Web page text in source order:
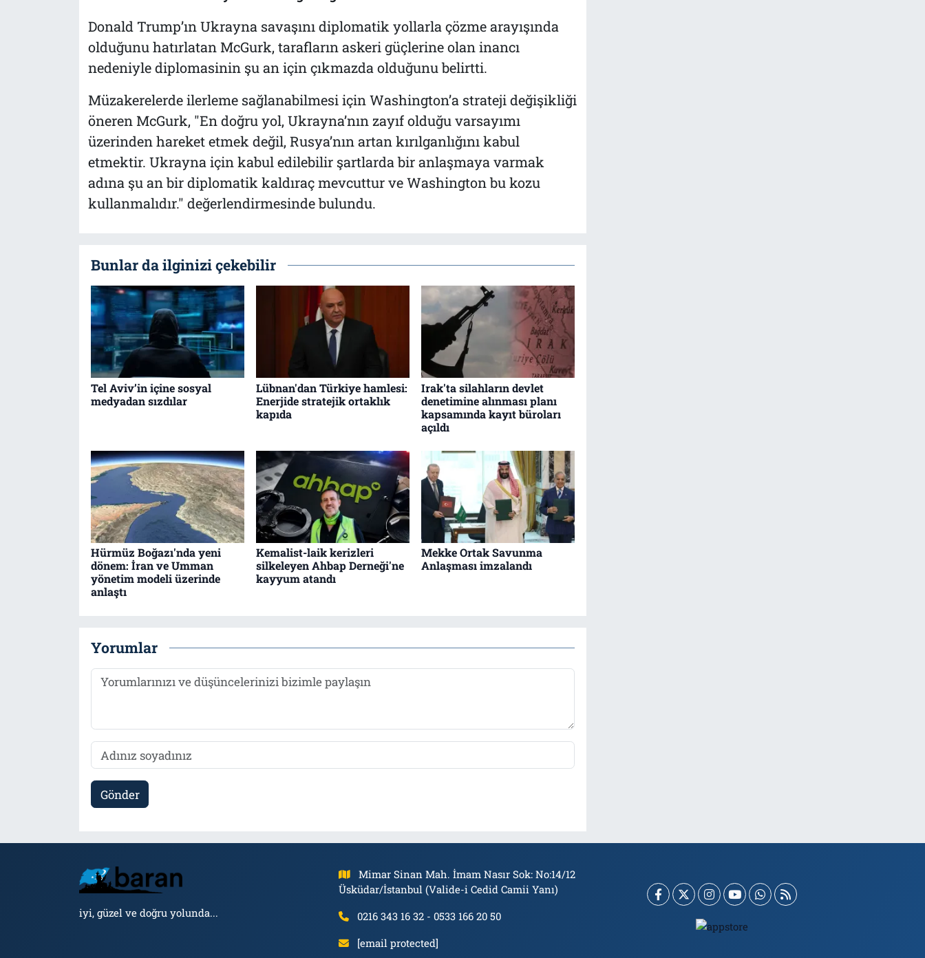
Donald Trump’ın Ukrayna savaşını diplomatik yollarla çözme arayışında
olduğunu hatırlatan McGurk, tarafların askeri güçlerine olan inancı
nedeniyle diplomasinin şu an için çıkmazda olduğunu belirtti.
Müzakerelerde ilerleme sağlanabilmesi için Washington’a strateji değişikliği
öneren McGurk, "En doğru yol, Ukrayna’nın zayıf olduğu varsayımı
üzerinden hareket etmek değil, Rusya’nın artan kırılganlığını kabul
etmektir. Ukrayna için kabul edilebilir şartlarda bir anlaşmaya varmak
adına şu an bir diplomatik kaldıraç mevcuttur ve Washington bu kozu
kullanmalıdır." değerlendirmesinde bulundu.
Bunlar da ilginizi çekebilir
Tel Aviv’in içine sosyal
medyadan sızdılar
Lübnan'dan Türkiye hamlesi:
Enerjide stratejik ortaklık
kapıda
Irak'ta silahların devlet
denetimine alınması planı
kapsamında kayıt büroları
açıldı
Hürmüz Boğazı'nda yeni
dönem: İran ve Umman
yönetim modeli üzerinde
anlaştı
Kemalist-laik kerizleri
silkeleyen Ahbap Derneği'ne
kayyum atandı
Mekke Ortak Savunma
Anlaşması imzalandı
Yorumlar
Gönder
iyi, güzel ve doğru yolunda...
Mimar Sinan Mah. İmam Nasır Sok: No:14/12
Üsküdar/İstanbul (Valide-i Cedid Camii Yanı)
0216 343 16 32 - 0533 166 20 50
[email protected]